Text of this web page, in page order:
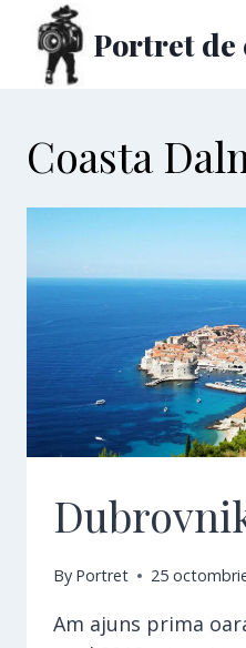
content
Portret de
Coasta
By Portret 25
Am ajuns prima